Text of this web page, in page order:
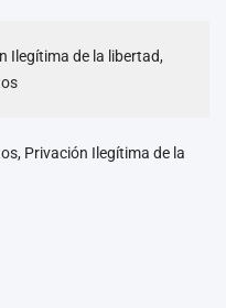
Ilegítima de la libertad,
Privación Ilegítima de la